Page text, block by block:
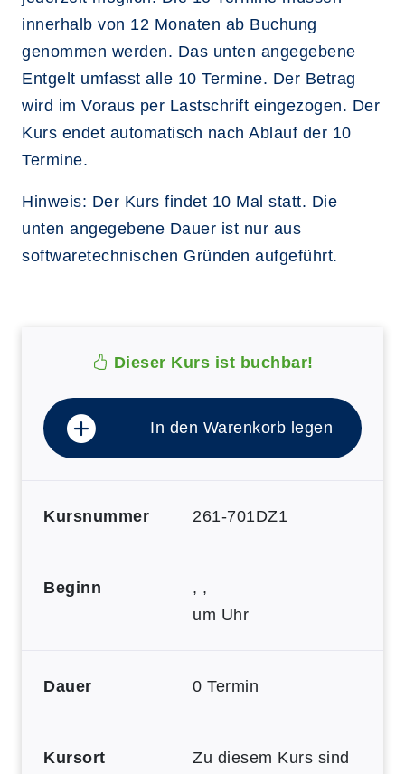
innerhalb von 12 Monaten ab Buchung
genommen werden. Das unten angegebene
Entgelt umfasst alle 10 Termine. Der Betrag
wird im Voraus per Lastschrift eingezogen. Der
Kurs endet automatisch nach Ablauf der 10
Termine.
Hinweis: Der Kurs findet 10 Mal statt. Die
unten angegebene Dauer ist nur aus
softwaretechnischen Gründen aufgeführt.
Dieser Kurs ist buchbar!
In den Warenkorb legen
Kursnummer 261-701DZ1
Beginn
, ,
um Uhr
Dauer 0 Termin
Kursort
Zu diesem Kurs sind